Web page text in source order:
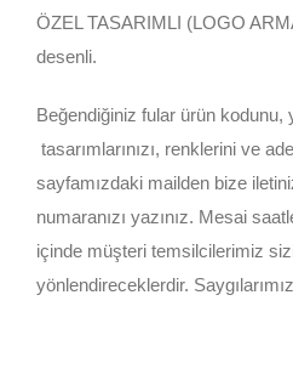
ÖZEL TASARIMLI (LOGO
desenli.
Beğendiğiniz fular ürün kodunu,
tasarımlarınızı, renklerini ve
sayfamızdaki mailden bize
numaranızı yazınız. Mesai
içinde müşteri temsilcilerimiz
yönlendireceklerdir.